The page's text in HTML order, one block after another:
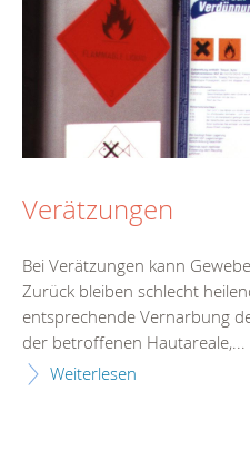
Verätzungen
Bei Verätzungen kann
Zurück bleiben schlecht
entsprechende Vernarbung
der betroffenen Hautareale,...
Weiterlesen